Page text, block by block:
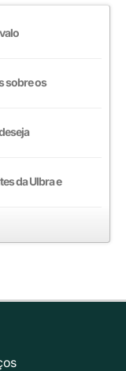
sobre os
da Ulbra e